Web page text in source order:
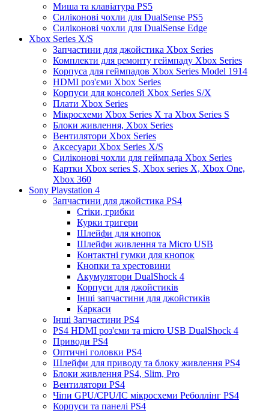
Миша та клавіатура PS5
Силіконові чохли для DualSense PS5
Силіконові чохли для DualSense Edge
Xbox Series X/S
Запчастини для джойстика Xbox Series
Комплекти для ремонту геймпаду Xbox Series
Корпуса для геймпадов Xbox Series Model 1914
HDMI роз'єми Xbox Series
Корпуси для консолей Xbox Series S/X
Плати Xbox Series
Мікросхеми Xbox Series X та Xbox Series S
Блоки живлення, Xbox Series
Вентилятори Xbox Series
Аксесуари Xbox Series X/S
Силіконові чохли для геймпада Xbox Series
Картки Xbox series S, Xbox series X, Xbox One,
Xbox 360
Sony Playstation 4
Запчастини для джойстика PS4
Стіки, грибки
Курки тригери
Шлейфи для кнопок
Шлейфи живлення та Micro USB
Контактні гумки для кнопок
Кнопки та хрестовини
Акумулятори DualShock 4
Корпуси для джойстиків
Інші запчастини для джойстиків
Каркаси
Інші Запчастини PS4
PS4 HDMI роз'єми та micro USB DualShock 4
Приводи PS4
Оптичні головки PS4
Шлейфи для приводу та блоку живлення PS4
Блоки живлення PS4, Slim, Pro
Вентилятори PS4
Чіпи GPU/CPU/IC мікросхеми Реболлінг PS4
Корпуси та панелі PS4